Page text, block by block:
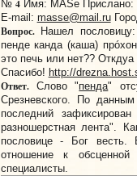
№ 4Имя: MASe Прислано:
E-mail: masse@mail.ru
Вопрос.Нашел
пенде кaнда (каша)
это печь или нет??
Спасибо! http://
Ответ.Слово "пенда"
Срезневского. По
последний
разношерстная лента".
пословице - Бог весть.
отношение к
специалисты.